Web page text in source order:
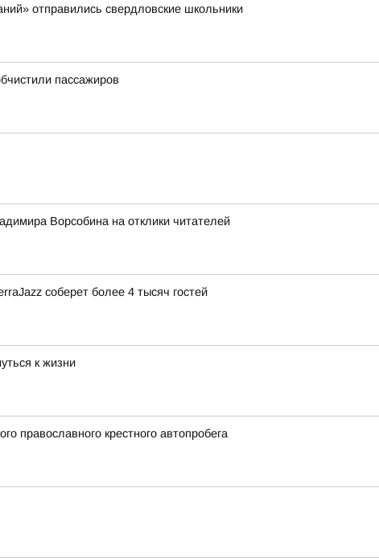
отправились свердловские школьники
пассажиров
Ворсобина на отклики читателей
соберет более 4 тысяч гостей
к жизни
православного крестного автопробега